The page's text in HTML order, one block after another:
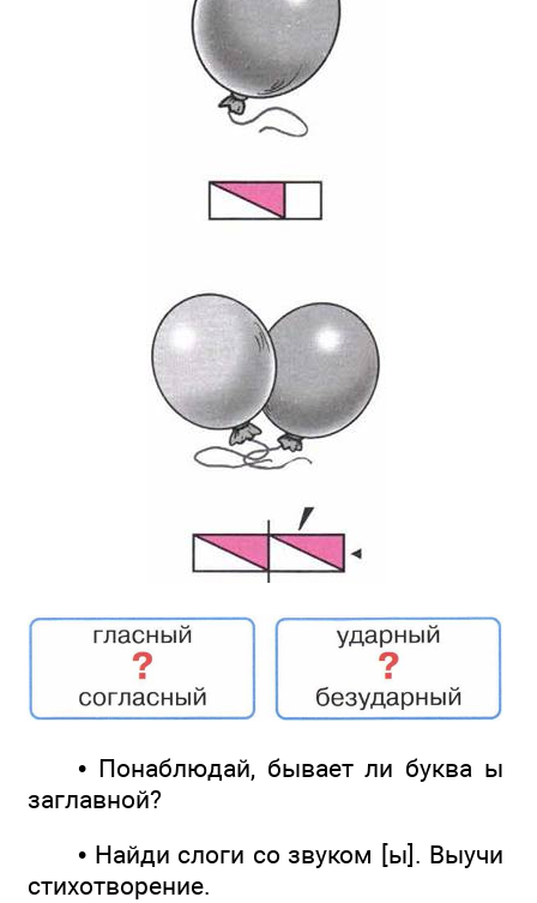
• Понаблюдай, бывает ли буква ы
заглавной?
• Найди слоги со звуком [ы]. Выучи
стихотворение.